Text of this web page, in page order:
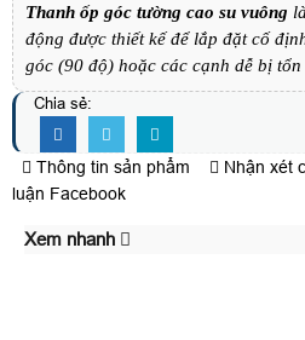
Thanh ốp góc tường cao su vuông
động được thiết kế để lắp đặt cố
góc (90 độ) hoặc các cạnh dễ bị
Chia sẻ:
Thông tin sản phẩm Nhận xét
luận Facebook
Xem nhanh